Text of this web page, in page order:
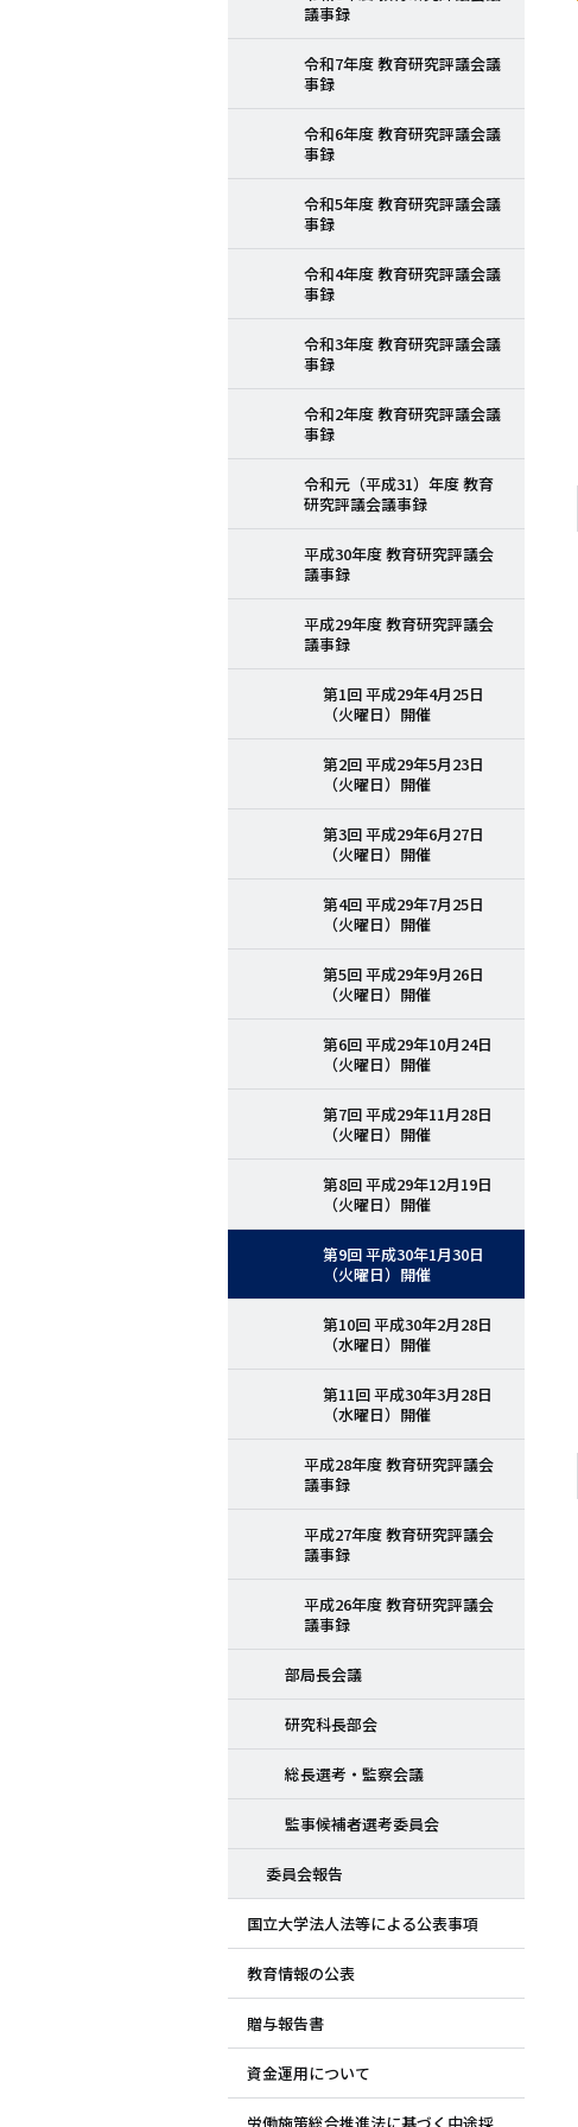
議事録
令和7年度 教育研究評議会議
事録
令和6年度 教育研究評議会議
事録
令和5年度 教育研究評議会議
事録
令和4年度 教育研究評議会議
事録
令和3年度 教育研究評議会議
事録
令和2年度 教育研究評議会議
事録
令和元（平成31）年度 教育
研究評議会議事録
平成30年度 教育研究評議会
議事録
平成29年度 教育研究評議会
議事録
第1回 平成29年4月25日
（火曜日）開催
第2回 平成29年5月23日
（火曜日）開催
第3回 平成29年6月27日
（火曜日）開催
第4回 平成29年7月25日
（火曜日）開催
第5回 平成29年9月26日
（火曜日）開催
第6回 平成29年10月24日
（火曜日）開催
第7回 平成29年11月28日
（火曜日）開催
第8回 平成29年12月19日
（火曜日）開催
第9回 平成30年1月30日
（火曜日）開催
第10回 平成30年2月28日
（水曜日）開催
第11回 平成30年3月28日
（水曜日）開催
平成28年度 教育研究評議会
議事録
平成27年度 教育研究評議会
議事録
平成26年度 教育研究評議会
議事録
部局長会議
研究科長部会
総長選考・監察会議
監事候補者選考委員会
委員会報告
国立大学法人法等による公表事項
教育情報の公表
贈与報告書
資金運用について